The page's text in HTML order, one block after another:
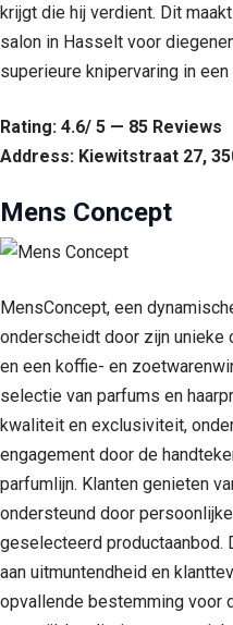
krijgt die hij verdient. Dit
salon in Hasselt voor
superieure knipervaring in
Rating: 4.6/ 5 — 85 Reviews
Address: Kiewitstraat 27,
Mens Concept
MensConcept, een
onderscheidt door zijn unieke
en een koffie- en
selectie van parfums en
kwaliteit en exclusiviteit,
engagement door de
parfumlijn. Klanten genieten
ondersteund door
geselecteerd productaanbod.
aan uitmuntendheid en
opvallende bestemming voor